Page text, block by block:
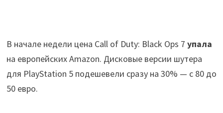
В начале недели цена Call of Duty: Black Ops 7 упала
на европейских Amazon. Дисковые версии шутера
для PlayStation 5 подешевели сразу на 30% — c 80 до
50 евро.